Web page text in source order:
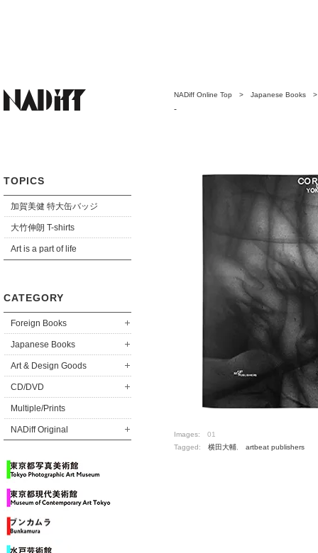
TOPICS
加賀美健 特大缶バッジ
大竹伸朗 T-shirts
Art is a part of life
CATEGORY
Foreign Books
Japanese Books
Art & Design Goods
CD/DVD
Multiple/Prints
NADiff Original
NADiff Online Top > Japanese Books
-
Images: 01
Tagged: 横田大輔 artbeat publishers